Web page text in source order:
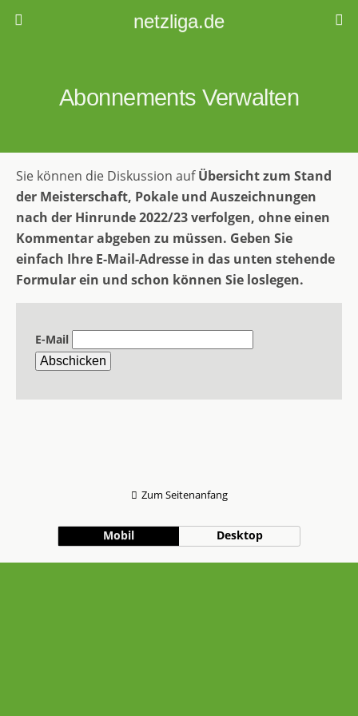
netzliga.de
Abonnements Verwalten
Sie können die Diskussion aufÜbersicht zum Stand
der Meisterschaft, Pokale und Auszeichnungen
nach der Hinrunde 2022/23verfolgen, ohne einen
Kommentar abgeben zu müssen. Geben Sie
einfach Ihre E-Mail-Adresse in das unten stehende
Formular ein und schon können Sie loslegen.
E-Mail
Zum Seitenanfang
Mobil Desktop